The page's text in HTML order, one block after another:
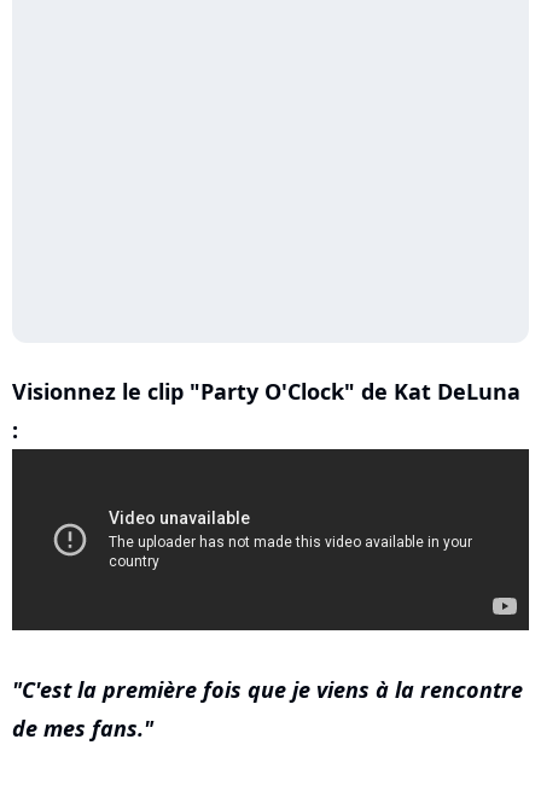
Visionnez le clip "Party O'Clock" de Kat DeLuna
:
C'est la première fois que je viens à la rencontre
de mes fans.